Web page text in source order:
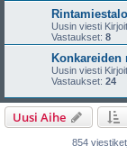
Uusin viesti
Vastaukset: 8
Uusin viesti
Vastaukset: 24
Uusi Aihe
854